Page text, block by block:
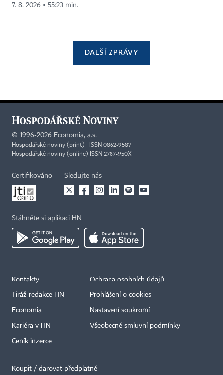
7. 8. 2026 ▪ 55:23 min.
DALŠÍ ZPRÁVY
© 1996-2026 Economia, a.s.
Hospodářské noviny (print) ISSN 0862-9587
Hospodářské noviny (online) ISSN 2787-950X
Certifikováno Sledujte nás
Stáhněte si aplikaci HN
Kontakty
Tiráž redakce HN
Economia
Kariéra v HN
Ceník inzerce
Ochrana osobních údajů
Prohlášení o cookies
Nastavení soukromí
Všeobecné smluvní podmínky
Koupit / darovat předplatné